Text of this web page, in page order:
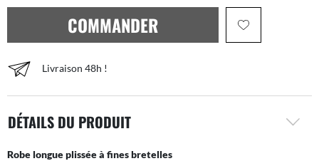
COMMANDER
Livraison 48h !
DÉTAILS DU PRODUIT
Robe longue plissée à fines bretelles